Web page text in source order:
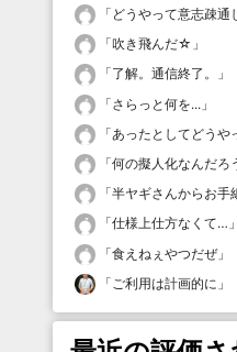
「 どうやって意志疎通
「吹き飛んだ☆ 」
「了解。通信終了。
」
「さらっと何を... 」
「あったとしてどうや
「何の擬人化なんだろ
「半ヤギさんからお手
「仕様上仕方なくて… 」
「食えねぇやつだぜ」
「 ご利用は計画的に 」